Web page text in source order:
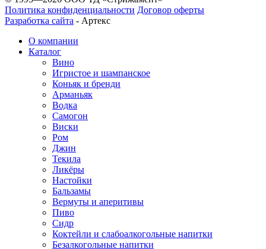
Политика конфиденциальности Договор оферты
Разработка сайта - Артекс
О компании
Каталог
Вино
Игристое и шампанское
Коньяк и бренди
Арманьяк
Водка
Самогон
Виски
Ром
Джин
Текила
Ликёры
Настойки
Бальзамы
Вермуты и аперитивы
Пиво
Сидр
Коктейли и слабоалкогольные напитки
Безалкогольные напитки